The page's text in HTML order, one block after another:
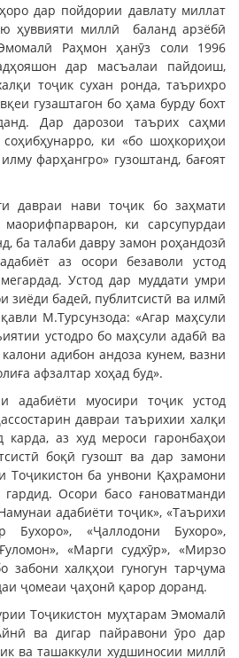
дар пойдории давлату миллат
ҳуввияти миллӣ баланд арзёбӣ
Раҳмон ҳанӯз соли 1996
дар масъалаи пайдоиш,
тоҷик сухан ронда, таърихро
гузаштагон бо ҳама бурду бохт
Дар дарозои таърих саҳми
ки «бо шоҳкориҳои
фарҳангро» гузоштанд, бағоят
давраи нави тоҷик бо заҳмати
ки сарсупурдаи
ба талаби давру замон роҳандозӣ
аз осори безаволи устод
Устод дар муддати умри
зиёди бадеӣ, публитсистӣ ва илмӣ
М.Турсунзода: «Агар маҳсули
устодро бо маҳсули адабӣ ва
адибон андоза кунем, вазни
афзалтар хоҳад буд».
адабиёти муосири тоҷик устод
давраи таърихии халқи
карда, аз худ мероси гаронбаҳои
боқӣ гузошт ва дар замони
Тоҷикистон ба унвони Қаҳрамони
Осори басо ғановатманди
адабиёти тоҷик», «Таърихи
«Ҷаллодони Бухоро»,
«Марги судхӯр», «Мирзо
забони халқҳои гуногун тарҷума
ҷомеаи ҷаҳонӣ қарор доранд.
Тоҷикистон муҳтарам Эмомалӣ
ва дигар пайравони ӯро дар
ва ташаккули худшиносии миллӣ